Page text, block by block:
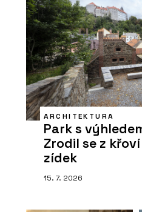
ARCHITEKTURA
Park s
Zrodil se z
zídek
15. 7. 2026